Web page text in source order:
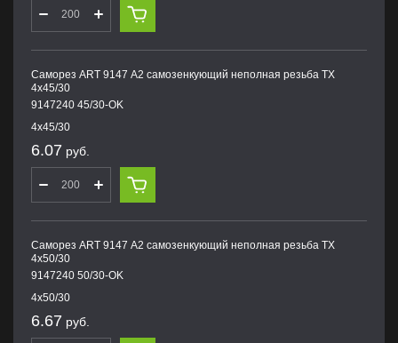
Саморез ART 9147 А2 самозенкующий неполная резьба TX
4х45/30
9147240 45/30-OK
4х45/30
6.07 руб.
Саморез ART 9147 А2 самозенкующий неполная резьба TX
4х50/30
9147240 50/30-OK
4х50/30
6.67 руб.